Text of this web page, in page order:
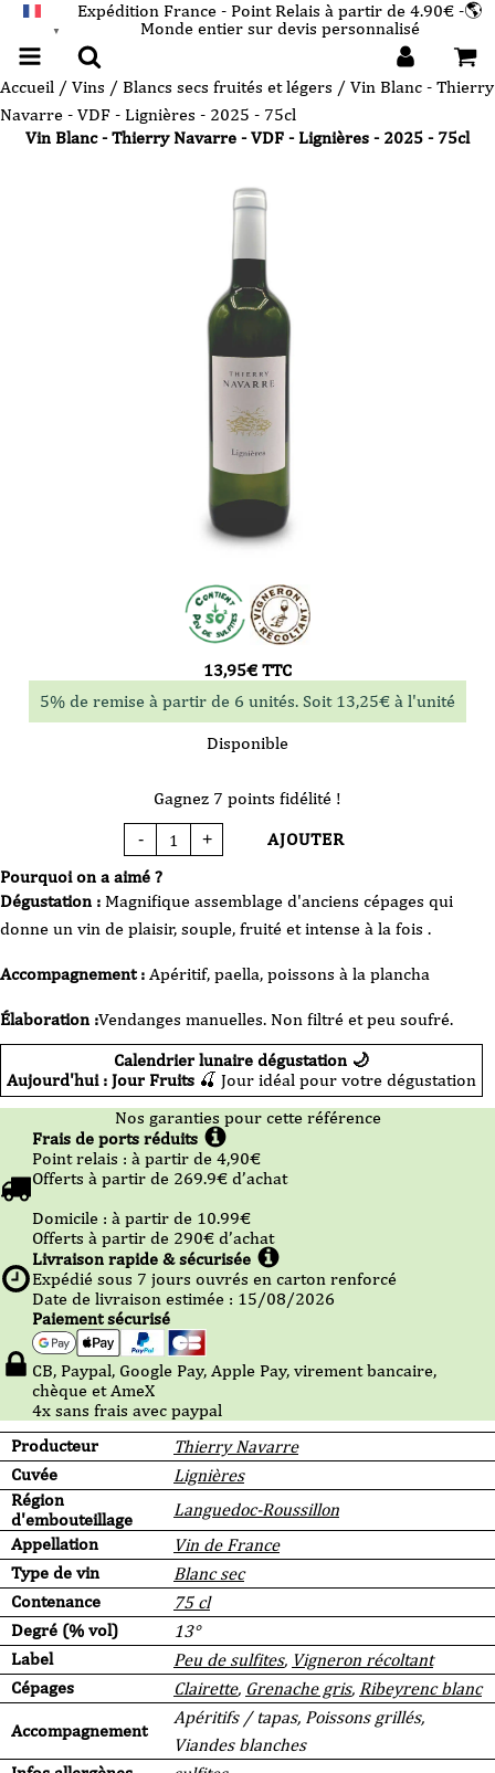
▼
Expédition France - Point Relais à partir de 4.90€ -🌎
Monde entier sur devis personnalisé
Accueil / Vins / Blancs secs fruités et légers / Vin Blanc - Thierry
Navarre - VDF - Lignières - 2025 - 75cl
Vin Blanc - Thierry Navarre - VDF - Lignières - 2025 - 75cl
Pourquoi on a aimé ?
Dégustation : Magnifique assemblage d'anciens cépages qui
donne un vin de plaisir, souple, fruité et intense à la fois .
Accompagnement : Apéritif, paella, poissons à la plancha
Élaboration :Vendanges manuelles. Non filtré et peu soufré.
Calendrier lunaire dégustation 🌙
Aujourd'hui : Jour Fruits 🍒 Jour idéal pour votre dégustation
Producteur
Thierry Navarre
Cuvée
Lignières
Région
d'embouteillage
Languedoc-Roussillon
Appellation
Vin de France
Type de vin
Blanc sec
Contenance
75 cl
Degré (% vol)
13°
Label
Peu de sulfites, Vigneron récoltant
Cépages
Clairette, Grenache gris, Ribeyrenc blanc
Accompagnement
Apéritifs / tapas, Poissons grillés,
Viandes blanches
13,95€ TTC
5% de remise à partir de 6 unités. Soit 13,25€ à l'unité
Disponible
Gagnez 7 points fidélité !
-
quantité
de
Blanc
-
Thierry
-
Lignières
-
75cl
+ AJOUTER
Nos garanties pour cette référence
Frais de ports réduits
Point relais : à partir de 4,90€
Offerts à partir de 269.9€ d’achat
Domicile : à partir de 10.99€
Offerts à partir de 290€ d’achat
Livraison rapide & sécurisée
Expédié sous 7 jours ouvrés en carton renforcé
Date de livraison estimée : 15/08/2026
Paiement sécurisé
CB, Paypal, Google Pay, Apple Pay, virement bancaire,
chèque et AmeX
4x sans frais avec paypal